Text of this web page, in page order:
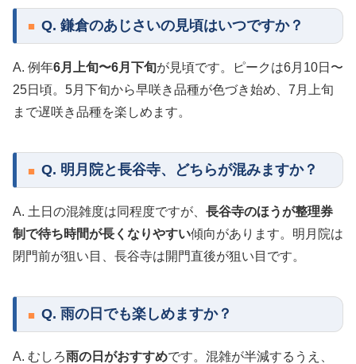
Q. 鎌倉のあじさいの見頃はいつですか？
A. 例年6月上旬〜6月下旬が見頃です。ピークは6月10日〜
25日頃。5月下旬から早咲き品種が色づき始め、7月上旬
まで遅咲き品種を楽しめます。
Q. 明月院と長谷寺、どちらが混みますか？
A. 土日の混雑度は同程度ですが、 長谷寺のほうが整理券
制で待ち時間が長くなりやすい傾向があります。明月院は
閉門前が狙い目、長谷寺は開門直後が狙い目です。
Q. 雨の日でも楽しめますか？
A. むしろ雨の日がおすすめです。混雑が半減するうえ、